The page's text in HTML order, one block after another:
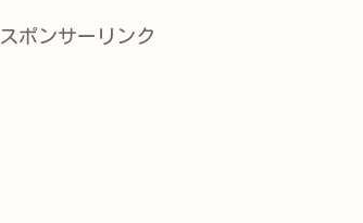
スポンサーリンク